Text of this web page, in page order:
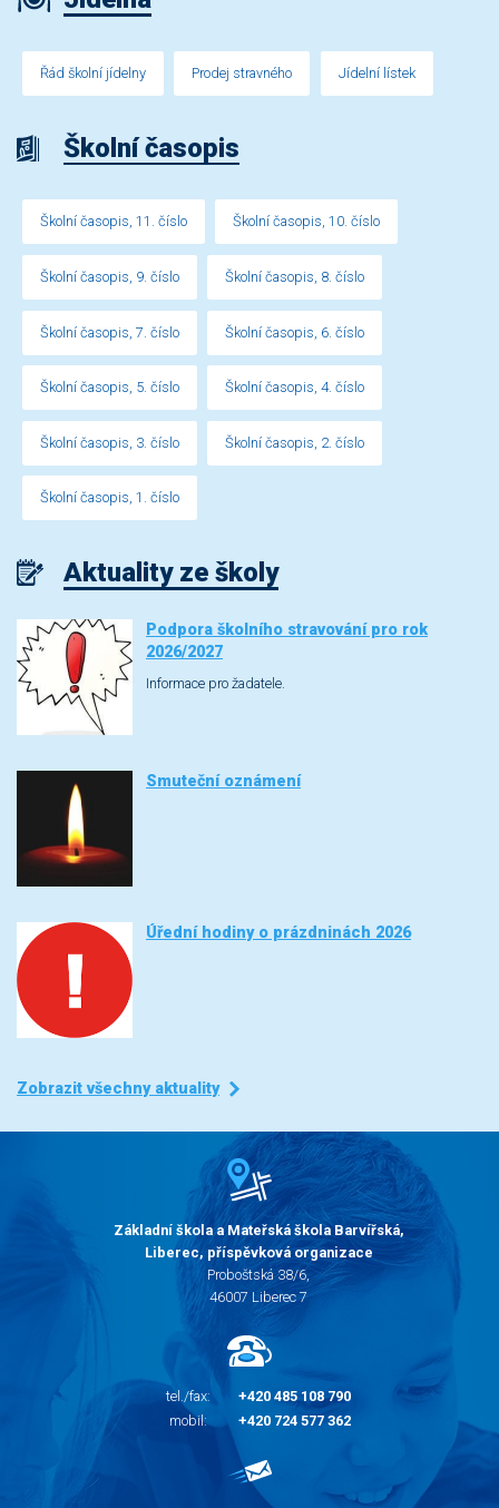
Řád školní jídelny Prodej stravného Jídelní lístek
Školní časopis
Školní časopis, 11. číslo Školní časopis, 10. číslo
Školní časopis, 9. číslo Školní časopis, 8. číslo
Školní časopis, 7. číslo Školní časopis, 6. číslo
Školní časopis, 5. číslo Školní časopis, 4. číslo
Školní časopis, 3. číslo Školní časopis, 2. číslo
Školní časopis, 1. číslo
Aktuality ze školy
Podpora školního stravování pro rok
2026/2027
Informace pro žadatele.
Smuteční oznámení
Úřední hodiny o prázdninách 2026
Zobrazit všechny aktuality
Základní škola a Mateřská škola Barvířská,
Liberec, příspěvková organizace
Proboštská 38/6,
46007 Liberec 7
tel./fax:
+420 485 108 790
mobil:
+420 724 577 362